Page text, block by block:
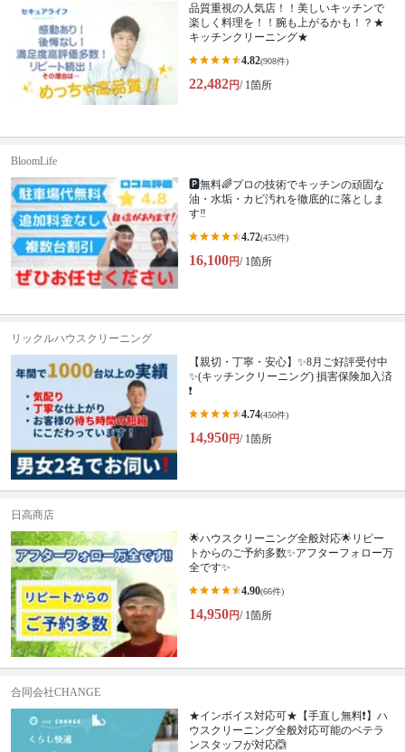
品質重視の人気店！！美しいキッチンで
楽しく料理を！！腕も上がるかも！？★
キッチンクリーニング★
4.82(908件)
22,482円/ 1箇所
BloomLife
🅿️無料🌈プロの技術でキッチンの頑固な
油・水垢・カビ汚れを徹底的に落としま
す‼️
4.72(453件)
16,100円/ 1箇所
リックルハウスクリーニング
【親切・丁寧・安心】✨️8月ご好評受付中
✨️(キッチンクリーニング) 損害保険加入済
❗️
4.74(450件)
14,950円/ 1箇所
日高商店
🌟ハウスクリーニング全般対応🌟リピー
トからのご予約多数✨アフターフォロー万
全です✨
4.90(66件)
14,950円/ 1箇所
合同会社CHANGE
★インボイス対応可★【手直し無料❗️】ハ
ウスクリーニング全般対応可能のベテラ
ンスタッフが対応🙆